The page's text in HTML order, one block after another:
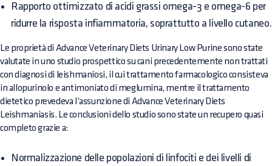
Rapporto ottimizzato di acidi grassi omega-3 e omega-6 per
ridurre la risposta infiammatoria, soprattutto a livello cutaneo.
Le proprietà di Advance Veterinary Diets Urinary Low Purine sono state
valutate in uno studio prospettico su cani precedentemente non trattati
con diagnosi di leishmaniosi, il cui trattamento farmacologico consisteva
in allopurinolo e antimoniato di meglumina, mentre il trattamento
dietetico prevedeva l’assunzione di Advance Veterinary Diets
Leishmaniasis. Le conclusioni dello studio sono state un recupero quasi
completo grazie a:
Normalizzazione delle popolazioni di linfociti e dei livelli di